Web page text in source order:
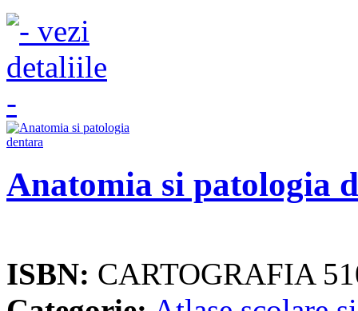
Anatomia si patologia
ISBN: CARTOGRAFIA